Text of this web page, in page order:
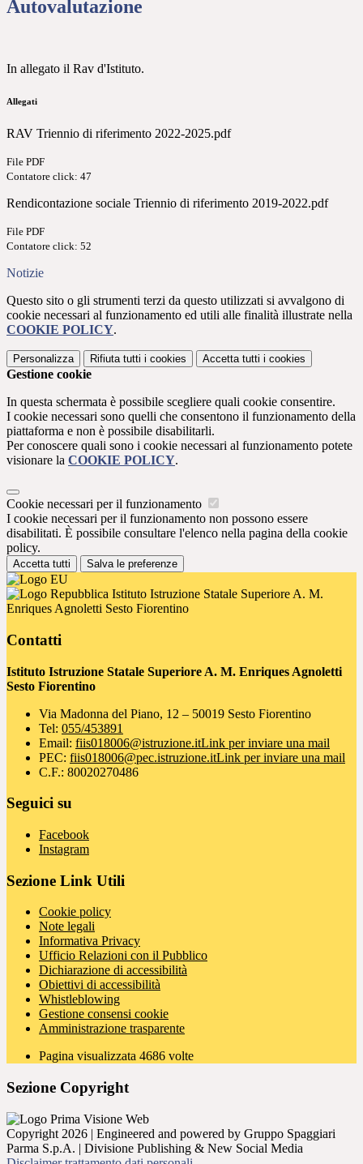
Autovalutazione
In allegato il Rav d'Istituto.
Allegati
RAV Triennio di riferimento 2022-2025.pdf
File PDF
Contatore click: 47
Rendicontazione sociale Triennio di riferimento 2019-2022.pdf
File PDF
Contatore click: 52
Notizie
Questo sito o gli strumenti terzi da questo utilizzati si avvalgono di
cookie necessari al funzionamento ed utili alle finalità illustrate nella
COOKIE POLICY.
Personalizza Rifiuta tutti i cookies Accetta tutti i cookies
Gestione cookie
In questa schermata è possibile scegliere quali cookie consentire.
I cookie necessari sono quelli che consentono il funzionamento della
piattaforma e non è possibile disabilitarli.
Per conoscere quali sono i cookie necessari al funzionamento potete
visionare la COOKIE POLICY.
Cookie necessari per il funzionamento
I cookie necessari per il funzionamento non possono essere
disabilitati. È possibile consultare l'elenco nella pagina della cookie
policy.
Accetta tutti Salva le preferenze
Istituto Istruzione Statale Superiore A. M.
Enriques Agnoletti Sesto Fiorentino
Contatti
Istituto Istruzione Statale Superiore A. M. Enriques Agnoletti
Sesto Fiorentino
Via Madonna del Piano, 12 – 50019 Sesto Fiorentino
Tel: 055/453891
Email: fiis018006@istruzione.itLink per inviare una mail
PEC: fiis018006@pec.istruzione.itLink per inviare una mail
C.F.: 80020270486
Seguici su
Facebook
Instagram
Sezione Link Utili
Cookie policy
Note legali
Informativa Privacy
Ufficio Relazioni con il Pubblico
Dichiarazione di accessibilità
Obiettivi di accessibilità
Whistleblowing
Gestione consensi cookie
Amministrazione trasparente
Pagina visualizzata 4686 volte
Sezione Copyright
Copyright 2026 | Engineered and powered by Gruppo Spaggiari
Parma S.p.A. | Divisione Publishing & New Social Media